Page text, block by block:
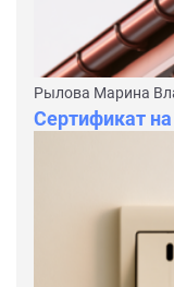
Рылова Марина
Сертификат